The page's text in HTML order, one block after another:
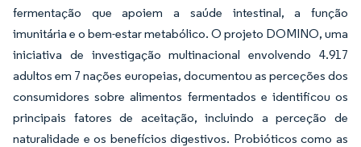
fermentação que apoiem a saúde intestinal, a função
imunitária e o bem-estar metabólico. O projeto DOMINO, uma
iniciativa de investigação multinacional envolvendo 4.917
adultos em 7 nações europeias, documentou as perceções dos
consumidores sobre alimentos fermentados e identificou os
principais fatores de aceitação, incluindo a perceção de
naturalidade e os benefícios digestivos. Probióticos como as